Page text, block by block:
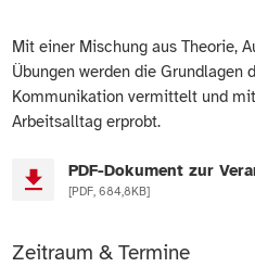
Mit einer Mischung aus Theorie,
Übungen werden die Grundlagen
Kommunikation vermittelt und
Arbeitsalltag erprobt.
PDF-Dokument zur
[PDF, 684,8KB]
Zeitraum & Termine